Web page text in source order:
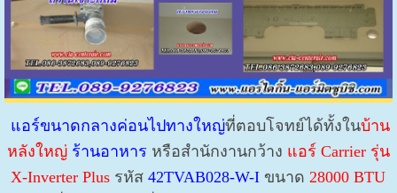
แอร์ขนาดกลางค่อนไปทางใหญ่ที่ตอบโจทย์ได้ทั้งในบ้าน
หลังใหญ่ ร้านอาหาร หรือสำนักงานกว้าง แอร์ Carrier รุ่น
X-Inverter Plus รหัส42TVAB028-W-I ขนาด28000 BTU